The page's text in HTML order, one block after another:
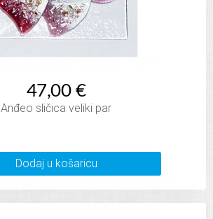
47,00 €
Anđeo sličica veliki par
Dodaj u košaricu